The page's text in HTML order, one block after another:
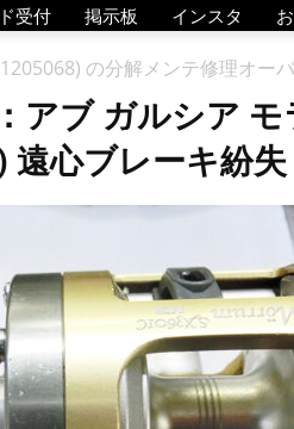
受付 掲示板 インスタ
の分解メンテ修理オー
アブ ガルシア モ
遠心ブレーキ紛失